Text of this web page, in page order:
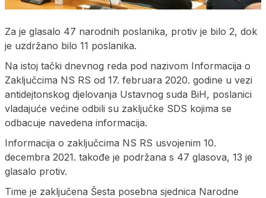
Za je glasalo 47 narodnih poslanika, protiv je bilo 2, dok
je uzdržano bilo 11 poslanika.
Na istoj tački dnevnog reda pod nazivom Informacija o
Zaključcima NS RS od 17. februara 2020. godine u vezi
antidejtonskog djelovanja Ustavnog suda BiH, poslanici
vladajuće većine odbili su zaključke SDS kojima se
odbacuje navedena informacija.
Informacija o zaključcima NS RS usvojenim 10.
decembra 2021. takođe je podržana s 47 glasova, 13 je
glasalo protiv.
Time je zaključena Šesta posebna sjednica Narodne